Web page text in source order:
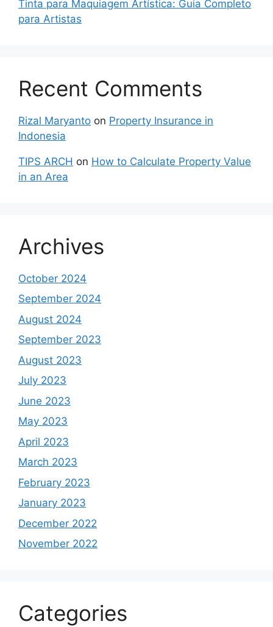
Tinta para Maquiagem Artística: Guia Completo
para Artistas
Recent Comments
Rizal Maryanto on Property Insurance in
Indonesia
TIPS ARCH on How to Calculate Property Value
in an Area
Archives
October 2024
September 2024
August 2024
September 2023
August 2023
July 2023
June 2023
May 2023
April 2023
March 2023
February 2023
January 2023
December 2022
November 2022
Categories